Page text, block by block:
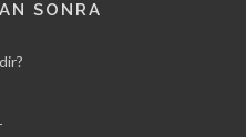
SONRA